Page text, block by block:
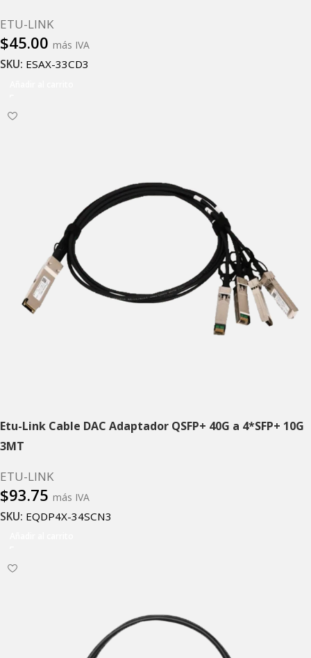
ETU-LINK
$45.00 más IVA
SKU: ESAX-33CD3
Etu-Link Cable DAC Adaptador QSFP+ 40G a 4*SFP+ 10G
3MT
ETU-LINK
$93.75 más IVA
SKU: EQDP4X-34SCN3